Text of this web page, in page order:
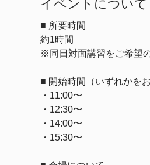
イベントについて
■ 所要時間
約1時間
※同日対面講習をご希望
■ 開始時間（いずれかを
・11:00〜
・12:30〜
・14:00〜
・15:30〜